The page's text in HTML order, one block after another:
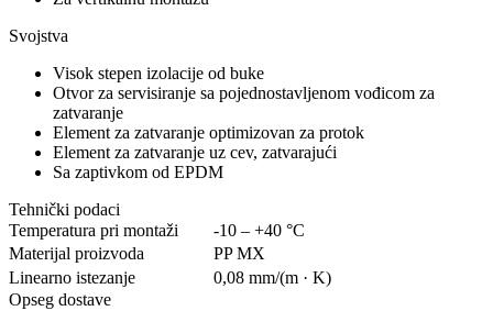
Svojstva
Visok stepen izolacije od buke
Otvor za servisiranje sa pojednostavljenom vođicom za
zatvaranje
Element za zatvaranje optimizovan za protok
Element za zatvaranje uz cev, zatvarajući
Sa zaptivkom od EPDM
Tehnički podaci
Temperatura pri montaži
-10 – +40 °C
Materijal proizvoda
PP MX
Linearno istezanje
0,08 mm/(m · K)
Opseg dostave